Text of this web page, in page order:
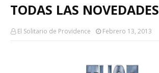
TODAS LAS NOVEDADES
El Solitario de Providence Febrero 13, 2013